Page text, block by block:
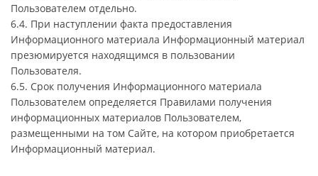
Пользователем отдельно.
6.4. При наступлении факта предоставления
Информационного материала Информационный материал
презюмируется находящимся в пользовании
Пользователя.
6.5. Срок получения Информационного материала
Пользователем определяется Правилами получения
информационных материалов Пользователем,
размещенными на том Сайте, на котором приобретается
Информационный материал.